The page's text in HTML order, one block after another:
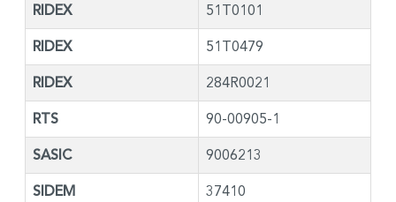
RIDEX 51T0101
RIDEX 51T0479
RIDEX 284R0021
RTS 90-00905-1
SASIC 9006213
SIDEM 37410